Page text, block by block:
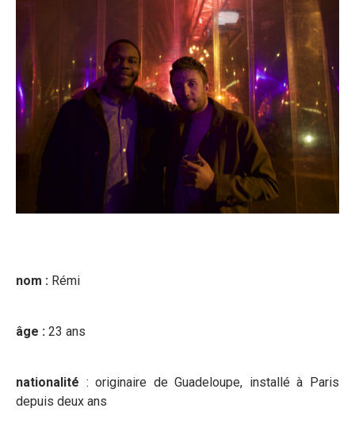
nom : Rémi
âge : 23 ans
nationalité : originaire de Guadeloupe, installé à Paris
depuis deux ans